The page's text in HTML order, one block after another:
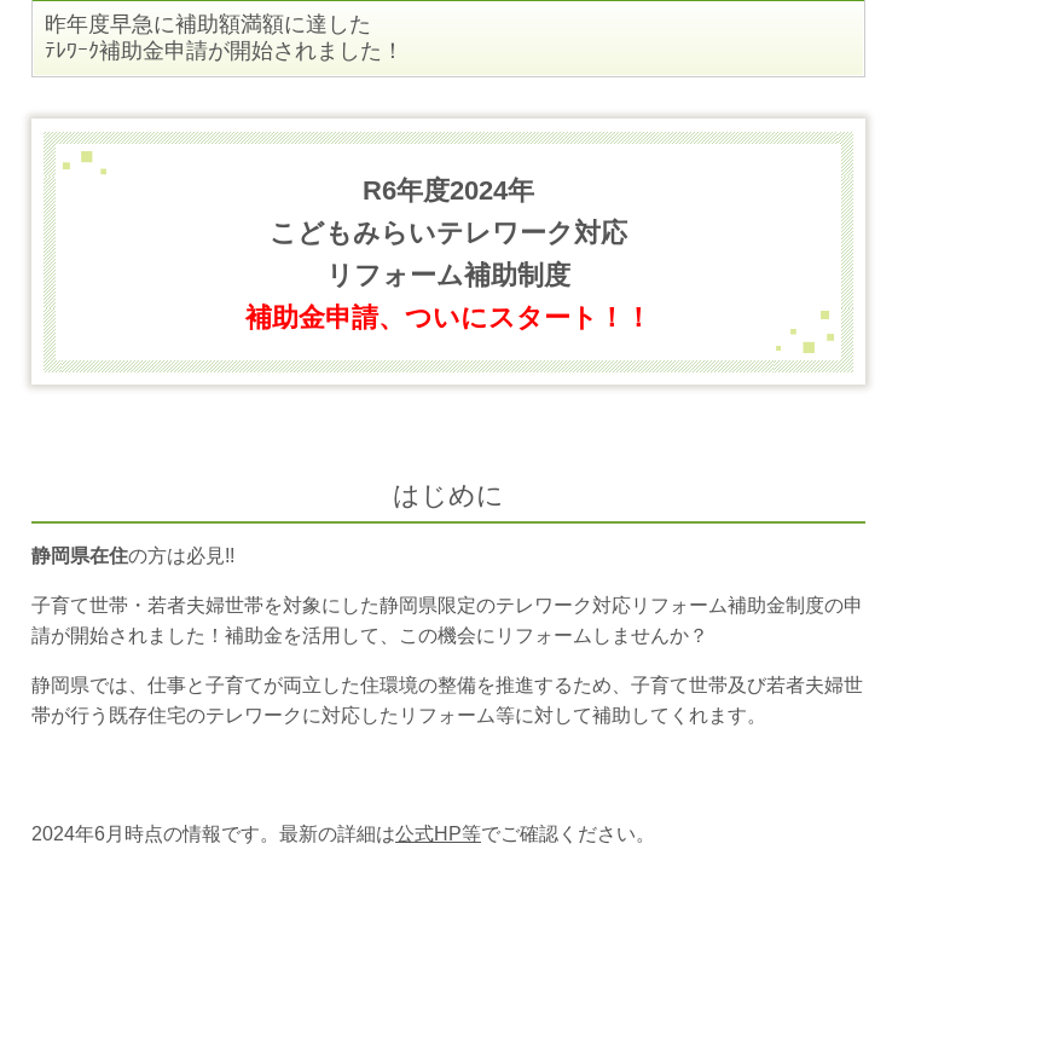
昨年度早急に補助額満額に達した
ﾃﾚﾜｰｸ補助金申請が開始されました！
R6年度2024年
こどもみらいテレワーク対応
リフォーム補助制度
補助金申請、ついにスタート！！
はじめに
静岡県在住の方は必見!!
子育て世帯・若者夫婦世帯を対象にした静岡県限定のテレワーク対応リフォーム補助金制度の申
請が開始されました！補助金を活用して、この機会にリフォームしませんか？
静岡県では、仕事と子育てが両立した住環境の整備を推進するため、子育て世帯及び若者夫婦世
帯が行う既存住宅のテレワークに対応したリフォーム等に対して補助してくれます。
2024年6月時点の情報です。最新の詳細は公式HP等でご確認ください。